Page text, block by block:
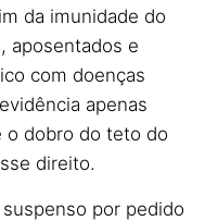
da imunidade do
aposentados e
com doenças
apenas
o dobro do teto do
direito.
por pedido